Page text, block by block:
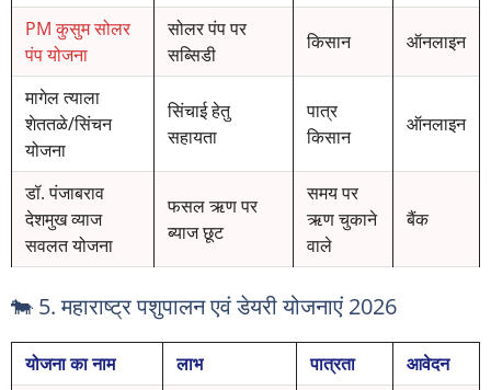
PM कुसुम सोलर
पंप योजना
सोलर पंप पर
सब्सिडी
किसान ऑनलाइन
मागेल त्याला
शेततळे/सिंचन
योजना
सिंचाई हेतु
सहायता
पात्र
किसान
ऑनलाइन
डॉ. पंजाबराव
देशमुख व्याज
सवलत योजना
फसल ऋण पर
ब्याज छूट
समय पर
ऋण चुकाने
वाले
बैंक
🐄 5. महाराष्ट्र पशुपालन एवं डेयरी योजनाएं 2026
योजना का नाम लाभ पात्रता आवेदन